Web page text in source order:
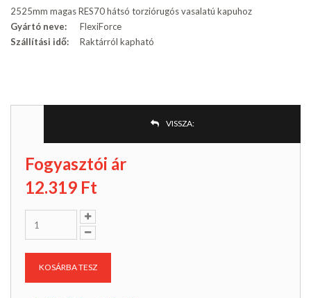
2525mm magas RES70 hátsó torziórugós vasalatú kapuhoz
Gyártó neve:
FlexiForce
Szállítási idő:
Raktárról kapható
VISSZA:
Fogyasztói ár
12.319 Ft
KOSÁRBA TESZ